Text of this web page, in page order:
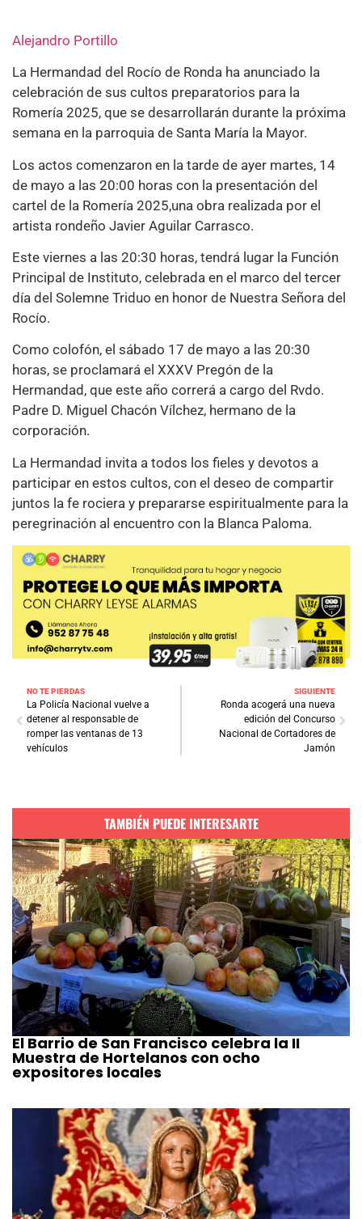
Alejandro Portillo
La Hermandad del Rocío de Ronda ha anunciado la
celebración de sus cultos preparatorios para la
Romería 2025, que se desarrollarán durante la próxima
semana en la parroquia de Santa María la Mayor.
Los actos comenzaron en la tarde de ayer martes, 14
de mayo a las 20:00 horas con la presentación del
cartel de la Romería 2025,una obra realizada por el
artista rondeño Javier Aguilar Carrasco.
Este viernes a las 20:30 horas, tendrá lugar la Función
Principal de Instituto, celebrada en el marco del tercer
día del Solemne Triduo en honor de Nuestra Señora del
Rocío.
Como colofón, el sábado 17 de mayo a las 20:30
horas, se proclamará el XXXV Pregón de la
Hermandad, que este año correrá a cargo del Rvdo.
Padre D. Miguel Chacón Vílchez, hermano de la
corporación.
La Hermandad invita a todos los fieles y devotos a
participar en estos cultos, con el deseo de compartir
juntos la fe rociera y prepararse espiritualmente para la
peregrinación al encuentro con la Blanca Paloma.
NO TE PIERDAS
La Policía Nacional vuelve a
detener al responsable de
romper las ventanas de 13
vehículos
SIGUIENTE
Ronda acogerá una nueva
edición del Concurso
Nacional de Cortadores de
Jamón
TAMBIÉN PUEDE INTERESARTE
El Barrio de San Francisco celebra la II
Muestra de Hortelanos con ocho
expositores locales